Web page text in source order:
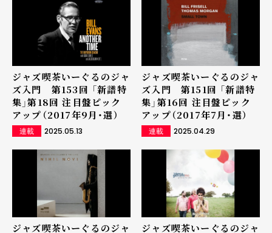
ジャズ喫茶いーぐるのジャ
ズ入門 第153回 「新譜特
集」第18回 注目盤ピック
アップ（2017年9月・選）
連載 2025.05.13
ジャズ喫茶いーぐるのジャ
ズ入門 第151回 「新譜特
集」第16回 注目盤ピック
アップ（2017年7月・選）
連載 2025.04.29
ジャズ喫茶いーぐるのジャ
ジャズ喫茶いーぐるのジャ